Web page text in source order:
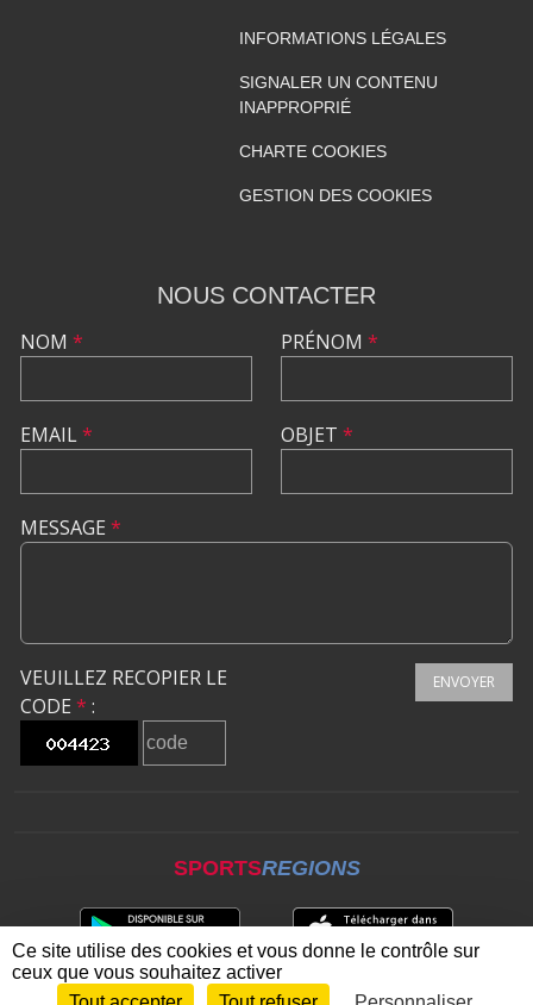
INFORMATIONS LÉGALES
SIGNALER UN CONTENU
INAPPROPRIÉ
CHARTE COOKIES
GESTION DES COOKIES
NOUS CONTACTER
NOM *
EMAIL*
PRÉNOM *
OBJET *
MESSAGE *
VEUILLEZ RECOPIER LE
CODE * :
ENVOYER
SPORTSREGIONS
Ce site utilise des cookies et vous donne le contrôle sur
ceux que vous souhaitez activer